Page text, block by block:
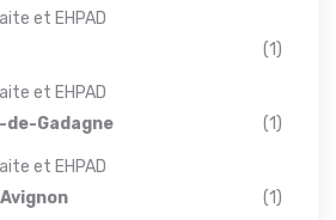
et EHPAD
(1)
et EHPAD
Gadagne
(1)
et EHPAD
(1)